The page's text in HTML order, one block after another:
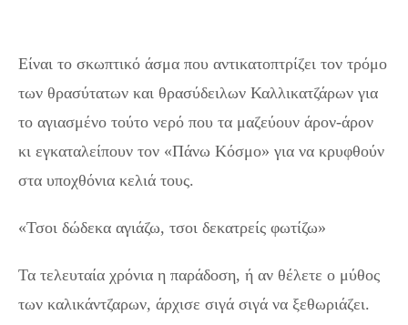
Είναι το σκωπτικό άσμα που αντικατοπτρίζει τον τρόμο
των θρασύτατων και θρασύδειλων Καλλικατζάρων για
το αγιασμένο τούτο νερό που τα μαζεύουν άρον-άρον
κι εγκαταλείπουν τον «Πάνω Κόσμο» για να κρυφθούν
στα υποχθόνια κελιά τους.
«Τσοι δώδεκα αγιάζω, τσοι δεκατρείς φωτίζω»
Τα τελευταία χρόνια η παράδοση, ή αν θέλετε ο μύθος
των καλικάντζαρων, άρχισε σιγά σιγά να ξεθωριάζει.